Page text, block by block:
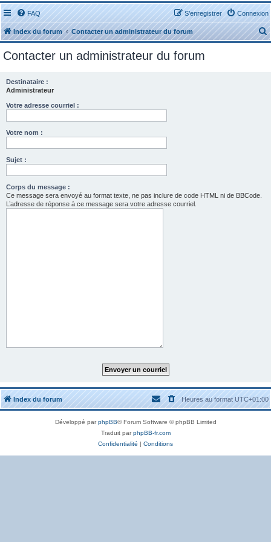
FAQ Connexion
S’enregistrer
Index du forum Contacter un administrateur du forum
e
Contacter un administrateur du forum
Destinataire :
Administrateur
Votre adresse courriel :
Votre nom :
Sujet :
Corps du message :
Ce message sera envoyé au format texte, ne pas inclure de code HTML ni de BBCode.
L’adresse de réponse à ce message sera votre adresse courriel.
Index du forum Heures au formatUTC+01:00
Développé parphpBB® Forum Software © phpBB Limited
Traduit parphpBB-fr.com
Confidentialité | Conditions